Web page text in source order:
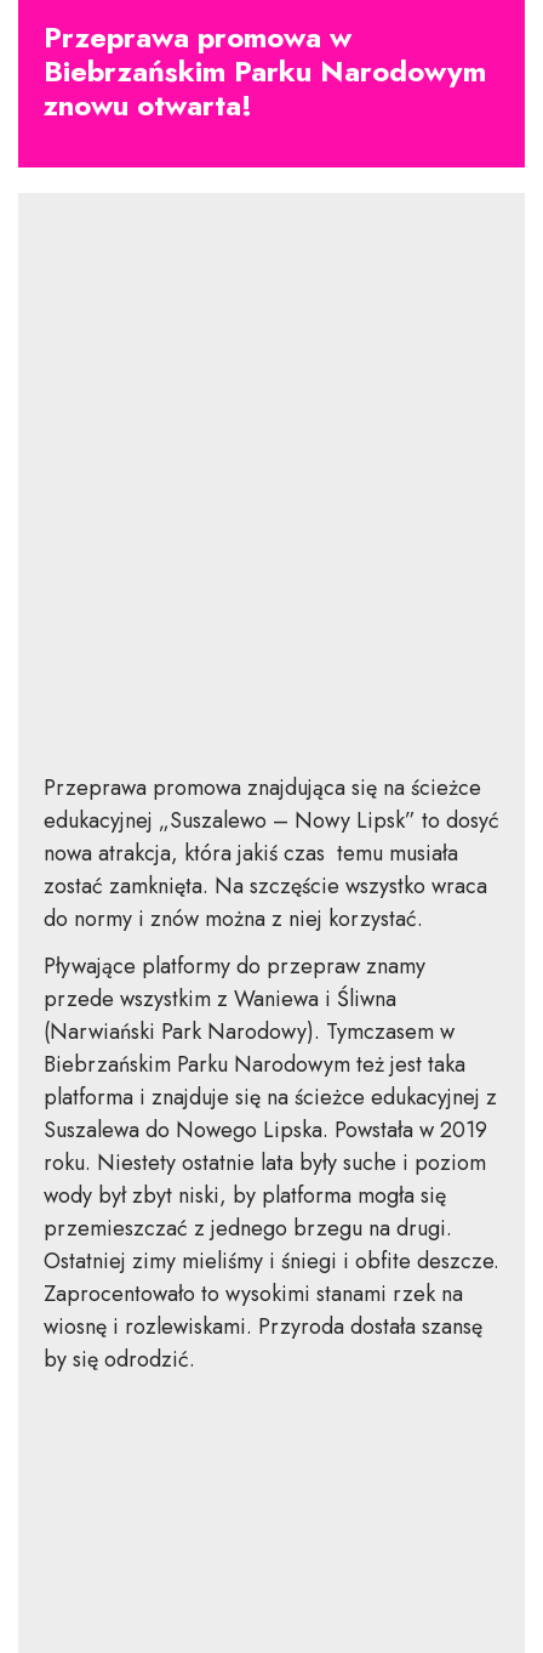
Przeprawa promowa w
Biebrzańskim Parku Narodowym
znowu otwarta!
Przeprawa promowa znajdująca się na ścieżce
edukacyjnej „Suszalewo – Nowy Lipsk” to dosyć
nowa atrakcja, która jakiś czas temu musiała
zostać zamknięta. Na szczęście wszystko wraca
do normy i znów można z niej korzystać.
Pływające platformy do przepraw znamy
przede wszystkim z Waniewa i Śliwna
(Narwiański Park Narodowy). Tymczasem w
Biebrzańskim Parku Narodowym też jest taka
platforma i znajduje się na ścieżce edukacyjnej z
Suszalewa do Nowego Lipska. Powstała w 2019
roku. Niestety ostatnie lata były suche i poziom
wody był zbyt niski, by platforma mogła się
przemieszczać z jednego brzegu na drugi.
Ostatniej zimy mieliśmy i śniegi i obfite deszcze.
Zaprocentowało to wysokimi stanami rzek na
wiosnę i rozlewiskami. Przyroda dostała szansę
by się odrodzić.